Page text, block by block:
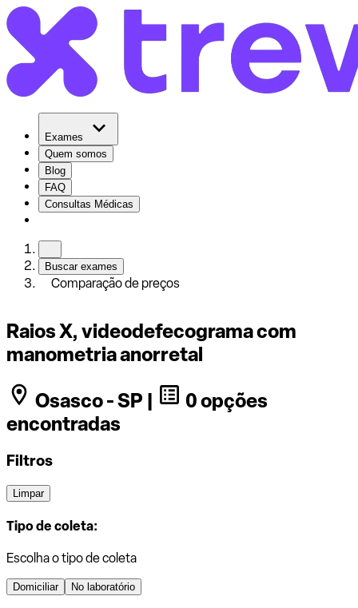
Exames
Quem somos
Blog
FAQ
Consultas Médicas
Buscar exames
Comparação de preços
Raios X, videodefecograma com
manometria anorretal
Osasco - SP |
0 opções
encontradas
Filtros
Limpar
Tipo de coleta:
Escolha o tipo de coleta
Domiciliar No laboratório